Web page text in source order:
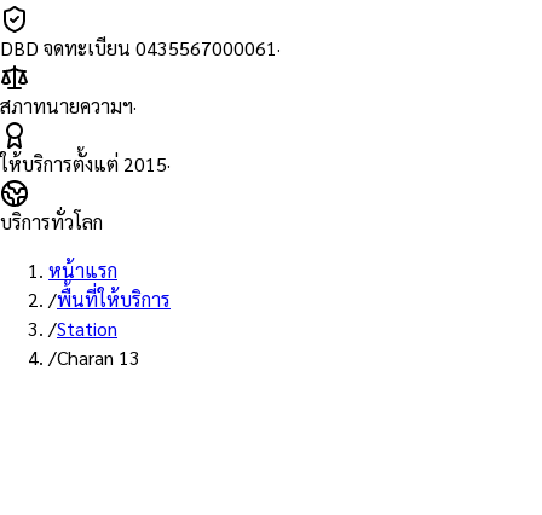
DBD จดทะเบียน 0435567000061·
สภาทนายความฯ·
ให้บริการตั้งแต่ 2015·
บริการทั่วโลก
หน้าแรก
/พื้นที่ให้บริการ
/Station
/Charan 13